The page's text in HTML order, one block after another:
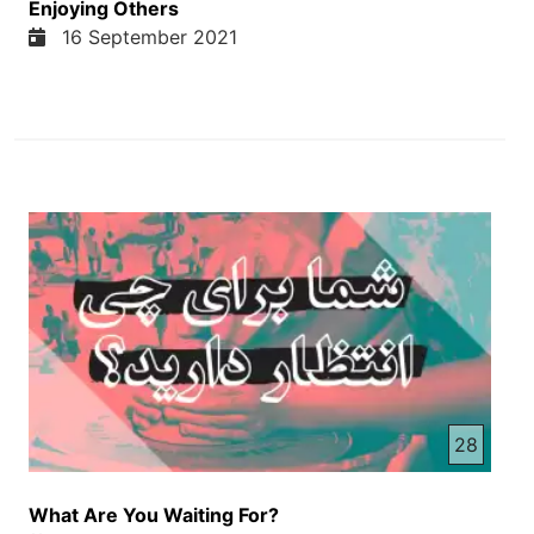
حتی یک دوستی که مثلا مرتکب اشتباه میشه، گناه
میشه من همینطوری یک دوست دارم که واقعا مرتکب
نسباریم خداون خودش اجازه داده به نفر که گناه کنه
خود نفر بر خداون پاسوگوی است ما نمیتونیم که از
جانب خود را بریم سنگسار کنیم یا او را ماکمه کنیم یا
قضاوت کنیم ما هم مثل از او یک انسان هستیم از ما هم
گناه و خطای سر میزنه ولی وقتی ما به کلام خدا رو
جوه میکنیم خداون یکانه حکم را که برما داده در این
قسمت گفته که محبت کنین و دوست داشته باشین
میخوایین که من اون بخش از کلام خدا بخانم؟ در کلام
خدا در آیت دست ازیز به اجازه تان من میخواییم که از
اگر متابق احکام من عمل کنید در محبت من خواهد مند
Enjoying Others
16 September 2021
28
What Are You Waiting For?